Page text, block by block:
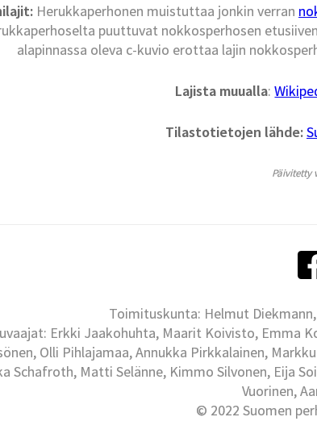
Herukkaperhonen muistuttaa jonkin verran
puuttuvat nokkosperhosen
alapinnassa oleva c-kuvio erottaa lajin
Lajista muualla:
Tilastotietojen lähde:
Päivitetty
Toimituskunta: Helmut
Erkki Jaakohuhta, Maarit Koivisto, Emma
Olli Pihlajamaa, Annukka Pirkkalainen,
Schafroth, Matti Selänne, Kimmo Silvonen, Eija
Vuorinen,
© 2022 Suomen